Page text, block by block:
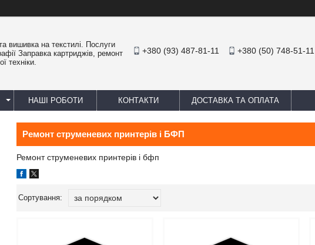
вишивка на текстилі. Послуги
Заправка картриджів, ремонт
техніки.
+380 (93) 487-81-11 +380 (50) 748-51-11
НАШІ РОБОТИ КОНТАКТИ ДОСТАВКА ТА ОПЛАТА
Ремонт струменевих принтерів і БФП
Ремонт струменевих принтерів і бфп